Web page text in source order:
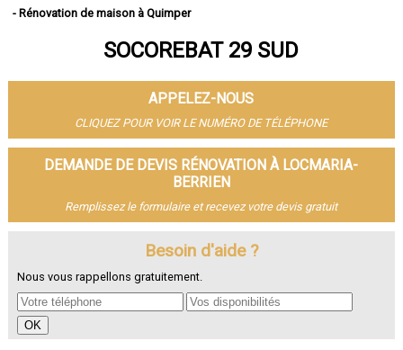
- Rénovation de maison à Quimper
- Rénovation de maison à Morlaix
- Rénovation de maison à Landerneau
- Rénovation de maison à Guipavas
- Rénovation de maison à Plougastel-Daoulas
- Rénovation de maison à Plouzané
- Rénovation de maison à Quimperlé
- Rénovation de maison à Le Relecq-Kerhuon
- Rénovation de maison à Landivisiau
- Rénovation de maison à Plabennec
- Rénovation de maison à Ergué-Gabéric
- Rénovation de maison à Carhaix-Plouguer
- Rénovation de maison à Guilers
- Rénovation de maison à Saint-Renan
SOCOREBAT 29 SUD
APPELEZ-NOUS
CLIQUEZ POUR VOIR LE NUMÉRO DE TÉLÉPHONE
DEMANDE DE DEVIS RÉNOVATION À LOCMARIA-
BERRIEN
Remplissez le formulaire et recevez votre devis gratuit
Besoin d'aide ?
Nous vous rappellons gratuitement.